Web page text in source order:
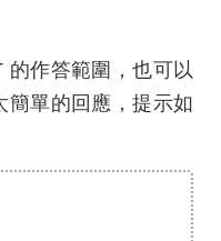
的作答範圍，也可以
簡單的回應，提示如